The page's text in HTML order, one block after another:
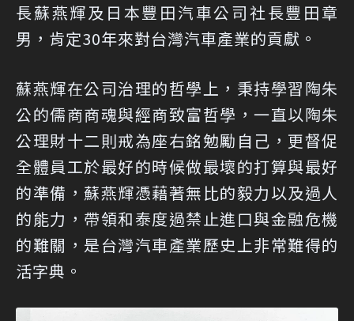
長蘇燕輝及日本豐田汽車公司社長豐田章
男，肯定30年來對台灣汽車產業的貢獻。
蘇燕輝在公司治理的哲學上，秉持學習陶朱
公的儒商商魂與經商致富哲學，一直以陶朱
公理財十二則戒為座右銘勉勵自己，更督促
全體員工於最好的時候做最壞的打算與最好
的準備，蘇燕輝憑藉著無比的毅力以及過人
的能力，帶領和泰度過禁止進口與金融危機
的難關，是台灣汽車產業歷史上非常難得的
活字典。